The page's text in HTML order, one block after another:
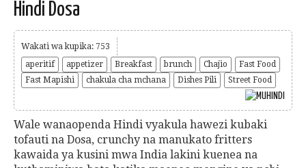
Hindi Dosa
Wakati wa kupika: 753
aperitif
appetizer Breakfast brunch Chajio
Fast Food
Fast Mapishi
chakula cha mchana Dishes Pili Street Food
Wale wanaopenda Hindi vyakula hawezi kubaki
tofauti na Dosa, crunchy na manukato fritters
kawaida ya kusini mwa India lakini kuenea na